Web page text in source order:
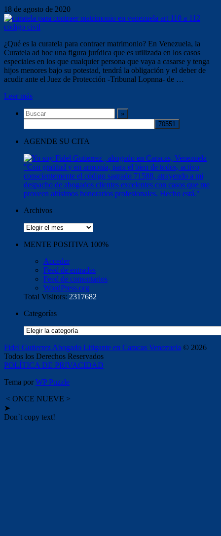
18 de agosto de 2020
¿Qué es la curatela para contraer matrimonio? En Venezuela, la
Curatela ad hoc una figura jurídica que es utilizada en los casos
especiales en los que cualquier persona que vaya a casarse y tenga
hijos menores bajo su potestad, tendrá la obligación y el deber de
acudir ante el Juez de Protección -Tribunal Lopnna- de …
Leer más
AGENDE SU CITA
Archivos
Archivos
MENTE POSITIVA 100%
Acceder
Feed de entradas
Feed de comentarios
WordPress.org
Total Visitors: 2317682
Categorías
Categorías
Fidel Gutierrez Abogado Litigante en Caracas Venezuela © 2026
Todos los Derechos Reservados
POLÍTICA DE PRIVACIDAD
Tema por WP Puzzle
< ONCE NUEVE >
➤
Don`t copy text!